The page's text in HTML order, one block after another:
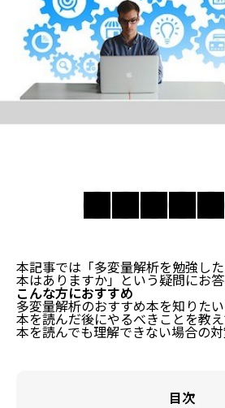
本記事では「多変量解析を勉強し
本はありますか」という疑問にお答
こんな方におすすめ
多変量解析のおすすめ本を知りたい
本を読んだ後にやるべきことを教
本を読んでも理解できない場合の
目次